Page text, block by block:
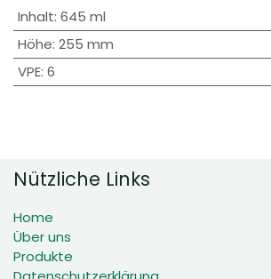
Inhalt: 645 ml
Höhe: 255 mm
VPE: 6
Nützliche Links
Home
Über uns
Produkte